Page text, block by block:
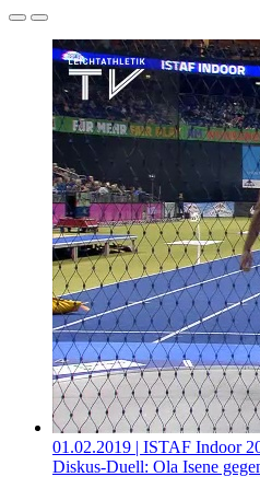
01.02.2019 | ISTAF Indoor
Diskus-Duell: Ola Isene